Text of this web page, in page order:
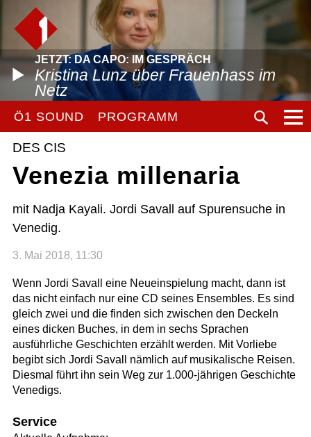
JETZT: DA CAPO: IM GESPRÄCH
Kristina Lunz über Frauenhass im
Netz
Ö1 SOUND PROGRAMM
DES CIS
Venezia millenaria
mit Nadja Kayali. Jordi Savall auf Spurensuche in
Venedig.
3. Mai 2018, 11:30
Wenn Jordi Savall eine Neueinspielung macht, dann ist
das nicht einfach nur eine CD seines Ensembles. Es sind
gleich zwei und die finden sich zwischen den Deckeln
eines dicken Buches, in dem in sechs Sprachen
ausführliche Geschichten erzählt werden. Mit Vorliebe
begibt sich Jordi Savall nämlich auf musikalische Reisen.
Diesmal führt ihn sein Weg zur 1.000-jährigen Geschichte
Venedigs.
Service